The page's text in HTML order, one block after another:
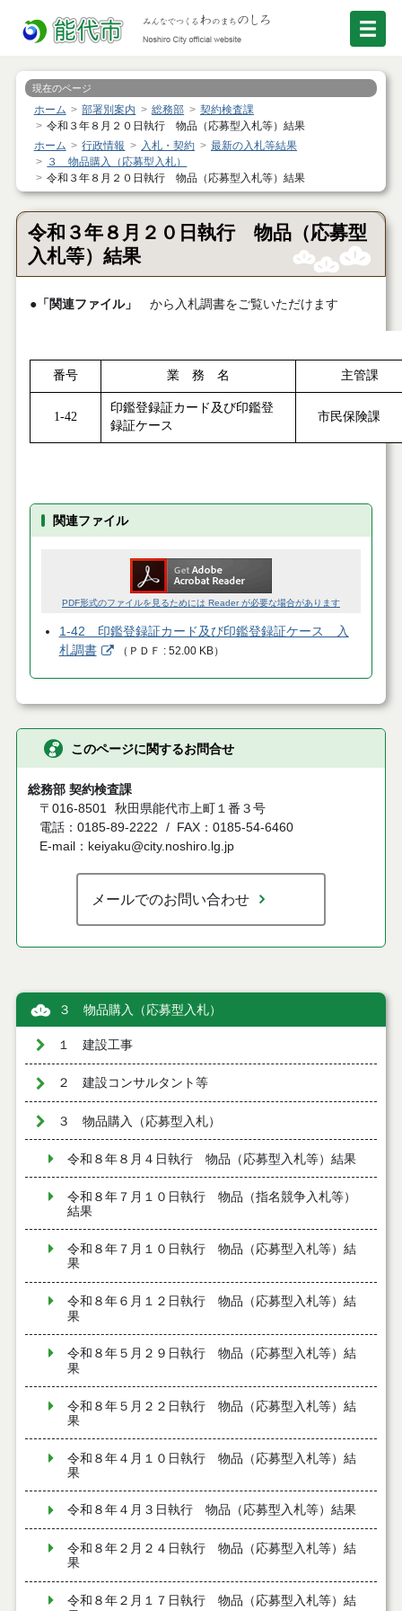
現在のページ
ホーム 部署別案内 総務部
契約検査課
令和３年８月２０日執行 物品（応募型入札等）結果
ホーム
行政情報 入札・契約
最新の入札等結果
３ 物品購入（応募型入札）
令和３年８月２０日執行 物品（応募型入札等）結果
令和３年８月２０日執行 物品（応募型
入札等）結果
●「関連ファイル」 から入札調書をご覧いただけます
番号 業 務 名 主管課
1-42
印鑑登録証カード及び印鑑登
録証ケース
市民保険課
関連ファイル
PDF形式のファイルを見るためには Reader が必要な場合があります
1-42 印鑑登録証カード及び印鑑登録証ケース 入
札調書
（ ＰＤＦ 52.00 KB）
このページに関するお問合せ
総務部 契約検査課
〒016-8501 秋田県能代市上町１番３号
電話：0185-89-2222
FAX：0185-54-6460
E-mail：keiyaku@city.noshiro.lg.jp
メールでのお問い合わせ
３ 物品購入（応募型入札）
１ 建設工事
２ 建設コンサルタント等
３ 物品購入（応募型入札）
令和８年８月４日執行 物品（応募型入札等）結果
令和８年７月１０日執行 物品（指名競争入札等）
結果
令和８年７月１０日執行 物品（応募型入札等）結
果
令和８年６月１２日執行 物品（応募型入札等）結
果
令和８年５月２９日執行 物品（応募型入札等）結
果
令和８年５月２２日執行 物品（応募型入札等）結
果
令和８年４月１０日執行 物品（応募型入札等）結
果
令和８年４月３日執行 物品（応募型入札等）結果
令和８年２月２４日執行 物品（応募型入札等）結
果
令和８年２月１７日執行 物品（応募型入札等）結